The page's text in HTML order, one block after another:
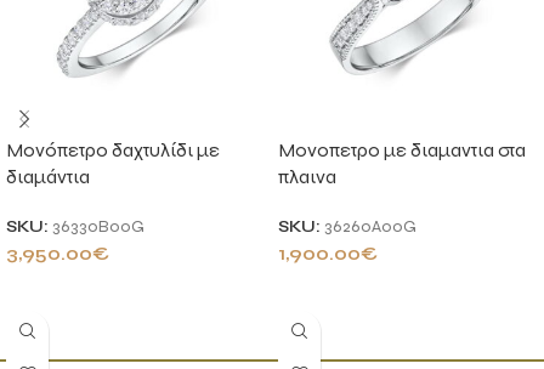
Μονόπετρο δαχτυλίδι με
διαμάντια
SKU: 36330B00G
3,950.00€
Μονοπετρο με διαμαντια στα
πλαινα
SKU: 36260A00G
1,900.00€